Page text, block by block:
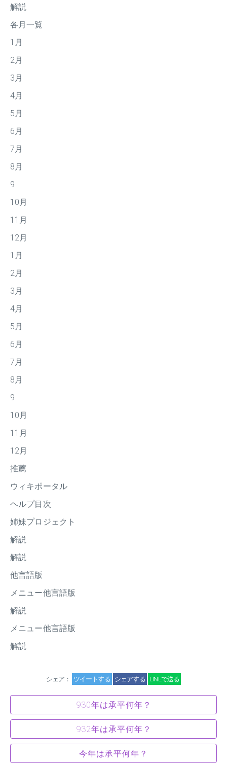
解説
各月一覧
1月
2月
3月
4月
5月
6月
7月
8月
9
10月
11月
12月
1月
2月
3月
4月
5月
6月
7月
8月
9
10月
11月
12月
推薦
ウィキポータル
ヘルプ目次
姉妹プロジェクト
解説
解説
他言語版
メニュー他言語版
解説
メニュー他言語版
解説
シェア： ツイートする シェアする LINEで送る
930年は承平何年？
932年は承平何年？
今年は承平何年？